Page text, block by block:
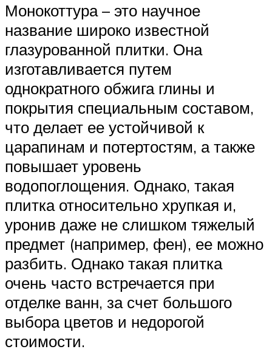
Монокоттура – это научное
название широко известной
глазурованной плитки. Она
изготавливается путем
однократного обжига глины и
покрытия специальным составом,
что делает ее устойчивой к
царапинам и потертостям, а также
повышает уровень
водопоглощения. Однако, такая
плитка относительно хрупкая и,
уронив даже не слишком тяжелый
предмет (например, фен), ее можно
разбить. Однако такая плитка
очень часто встречается при
отделке ванн, за счет большого
выбора цветов и недорогой
стоимости.